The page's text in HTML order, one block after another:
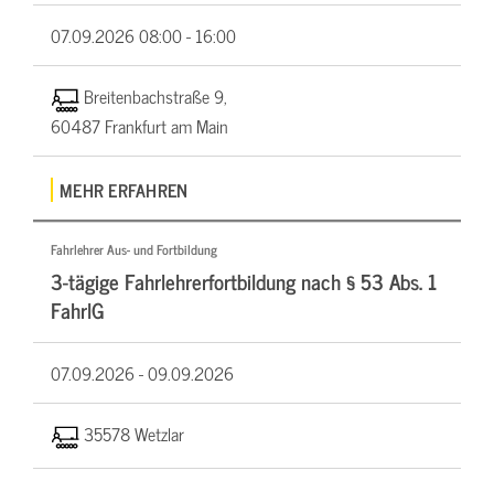
07.09.202608:00 - 16:00
Breitenbachstraße 9,
60487 Frankfurt am Main
MEHR ERFAHREN
Fahrlehrer Aus- und Fortbildung
3-tägige Fahrlehrerfortbildung nach § 53 Abs. 1
FahrlG
07.09.2026 -09.09.2026
35578 Wetzlar